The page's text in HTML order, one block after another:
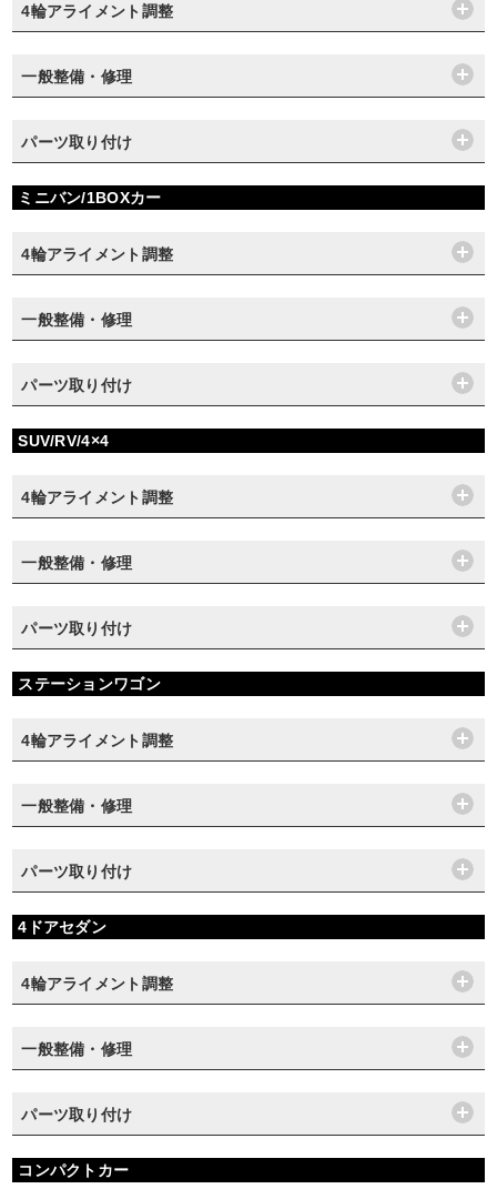
4輪アライメント調整
一般整備・修理
パーツ取り付け
ミニバン/1BOXカー
4輪アライメント調整
一般整備・修理
パーツ取り付け
SUV/RV/4×4
4輪アライメント調整
一般整備・修理
パーツ取り付け
ステーションワゴン
4輪アライメント調整
一般整備・修理
パーツ取り付け
4ドアセダン
4輪アライメント調整
一般整備・修理
パーツ取り付け
コンパクトカー